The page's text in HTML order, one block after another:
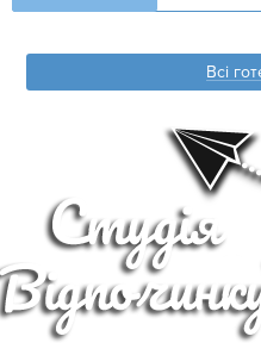
Всі